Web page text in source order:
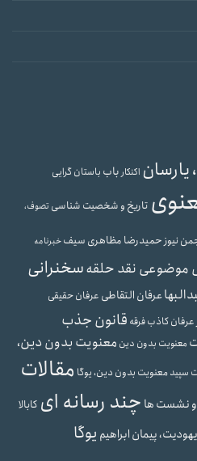
اکنکارباب باستان گرایی
تاریخ و شخصیت شناسی تصوف،
نیوز حمیدرضا مظاهری سیفخبرنامه
موضوعی نقد حلقهسخنرانی
عرفان التقاطی عرفان حقیقی
عرفان کاذبفرقه قانون جذب
معنویت بدون دین معنویت بدون دین،
سپیدمعنویت بدون دین، یوگا مقالات
و نشست ها چند رسانه ای کابالا
یهودیت، پیمان ابراهیم یوگا